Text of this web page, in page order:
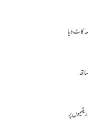
کاٹ دیا
پر